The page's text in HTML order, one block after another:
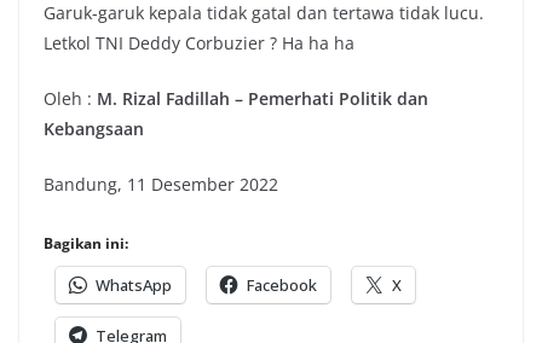
Garuk-garuk kepala tidak gatal dan tertawa tidak lucu.
Letkol TNI Deddy Corbuzier ? Ha ha ha
Oleh : M. Rizal Fadillah – Pemerhati Politik dan
Kebangsaan
Bandung, 11 Desember 2022
Bagikan ini:
WhatsApp Facebook X
Telegram